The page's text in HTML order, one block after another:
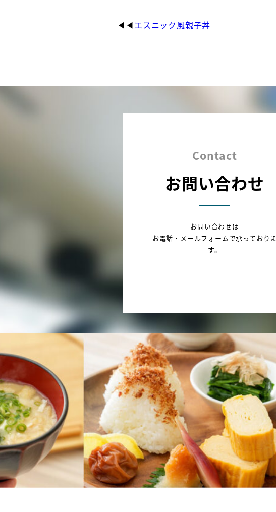
エスニック風親子丼
Contact
お問い合わせ
お問い合わせは
お電話・メールフォームで承っておりま
す。